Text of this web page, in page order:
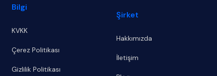
Bilgi
KVKK
Çerez Politikası
Gizlilik Politikası
Şirket
Hakkımızda
İletişim